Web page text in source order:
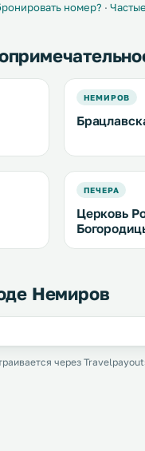
номер? ·
НЕМИРОВ
ПЕЧЕРА
Церковь
Немиров
через